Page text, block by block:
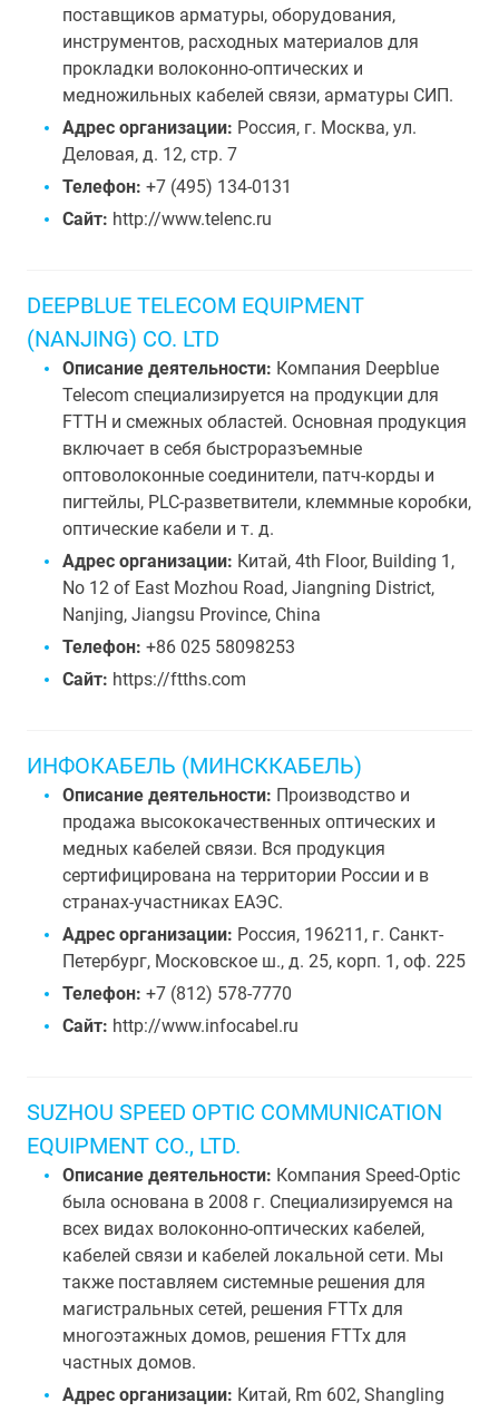
поставщиков арматуры, оборудования,
инструментов, расходных материалов для
прокладки волоконно-оптических и
медножильных кабелей связи, арматуры СИП.
Адрес организации: Россия, г. Москва, ул.
Деловая, д. 12, стр. 7
Телефон: +7 (495) 134-0131
Сайт: http://www.telenc.ru
DEEPBLUE TELECOM EQUIPMENT
(NANJING) CO. LTD
Описание деятельности: Компания Deepblue
Telecom специализируется на продукции для
FTTH и смежных областей. Основная продукция
включает в себя быстроразъемные
оптоволоконные соединители, патч-корды и
пигтейлы, PLC-разветвители, клеммные коробки,
оптические кабели и т. д.
Адрес организации: Китай, 4th Floor, Building 1,
No 12 of East Mozhou Road, Jiangning District,
Nanjing, Jiangsu Province, China
Телефон: +86 025 58098253
Сайт: https://ftths.com
ИНФОКАБЕЛЬ (МИНСККАБЕЛЬ)
Описание деятельности: Производство и
продажа высококачественных оптических и
медных кабелей связи. Вся продукция
сертифицирована на территории России и в
странах-участниках ЕАЭС.
Адрес организации: Россия, 196211, г. Санкт-
Петербург, Московское ш., д. 25, корп. 1, оф. 225
Телефон: +7 (812) 578-7770
Сайт: http://www.infocabel.ru
SUZHOU SPEED OPTIC COMMUNICATION
EQUIPMENT CO., LTD.
Описание деятельности: Компания Speed-Optic
была основана в 2008 г. Специализируемся на
всех видах волоконно-оптических кабелей,
кабелей связи и кабелей локальной сети. Мы
также поставляем системные решения для
магистральных сетей, решения FTTx для
многоэтажных домов, решения FTTx для
частных домов.
Адрес организации: Китай, Rm 602, Shangling